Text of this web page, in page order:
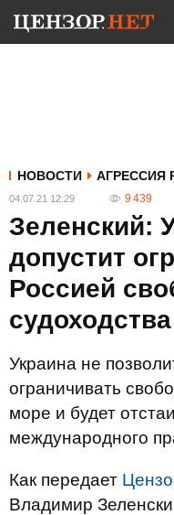
НОВОСТИ АГРЕССИЯ
04.07.21 12:29 9 439
Зеленский:
допустит
Россией
Украина не
ограничивать
море и будет
международного
Как передает
Владимир